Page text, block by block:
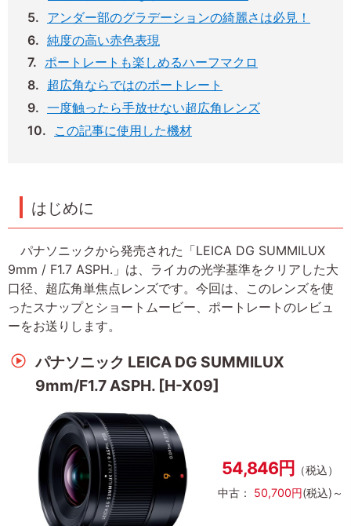
アンダー部のグラデーションの綺麗さは必見！
純度の高い赤色表現
ポートレートも楽しめるハーフマクロ
超広角ならではのポートレート
一度触ったら手放せない超広角レンズ
この記事に使用した機材
はじめに
パナソニックから発売された「LEICA DG SUMMILUX
9mm / F1.7 ASPH.」は、ライカの光学基準をクリアした大
口径、超広角単焦点レンズです。今回は、このレンズを使
ったスナップとショートムービー、ポートレートのレビュ
ーをお送りします。
パナソニック LEICA DG SUMMILUX
9mm/F1.7 ASPH. [H-X09]
54,846円 （税込）
中古： 50,700円(税込)～